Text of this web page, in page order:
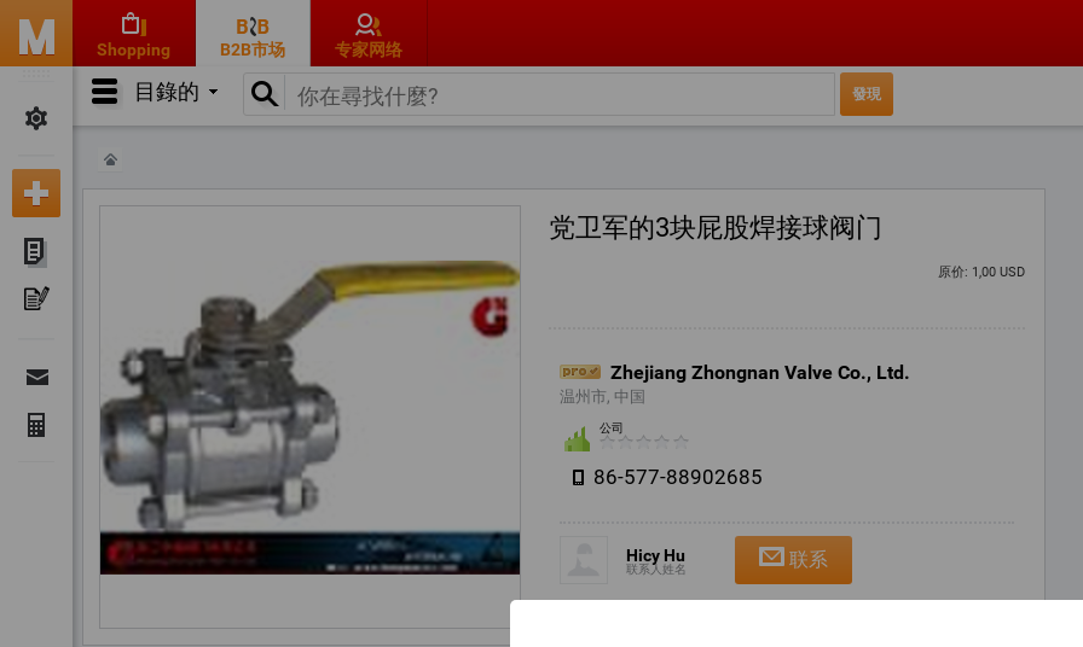
Shopping B2B市场 专家网络
目錄的
党卫军的3块屁股焊接球阀门
原价: 1,00 USD
Zhejiang Zhongnan Valve Co., Ltd.
温州市, 中国
公司
86-577-88902685
Hicy Hu
联系人姓名 联系